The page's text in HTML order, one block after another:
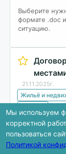
Выберите
формате .doc
ситуацию.
21.11.2025г.
Жильё и
Мы используем
корректной
пользоваться
Политикой